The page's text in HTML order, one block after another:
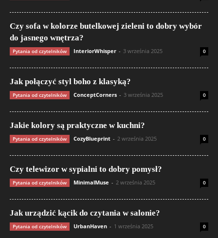
Czy sofa w kolorze butelkowej zieleni to dobry wybór
do jasnego wnętrza?
Pytania od czytelników InteriorWhisper - 3 września 2025 0
Jak połączyć styl boho z klasyką?
Pytania od czytelników ConceptCorners - 3 września 2025 0
Jakie kolory są praktyczne w kuchni?
Pytania od czytelników CozyBlueprint - 2 września 2025 0
Czy telewizor w sypialni to dobry pomysł?
Pytania od czytelników MinimalMuse - 2 września 2025 0
Jak urządzić kącik do czytania w salonie?
Pytania od czytelników UrbanHaven - 1 września 2025 0